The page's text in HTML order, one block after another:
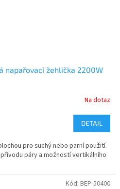
napařovací žehlička 2200W
Na dotaz
DETAIL
pro suchý nebo parní použití.
páry a možností vertikálního
Kód: BEP-50400